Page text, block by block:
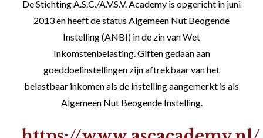
De Stichting A.S.C./A.V.S.V. Academy is opgericht in juni
2013 en heeft de status Algemeen Nut Beogende
Instelling (ANBI) in de zin van Wet
Inkomstenbelasting. Giften gedaan aan
goeddoelinstellingen zijn aftrekbaar van het
belastbaar inkomen als de instelling aangemerkt is als
Algemeen Nut Beogende Instelling.